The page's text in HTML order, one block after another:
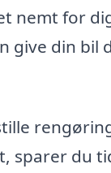
nemt for
give din bil
sparer du